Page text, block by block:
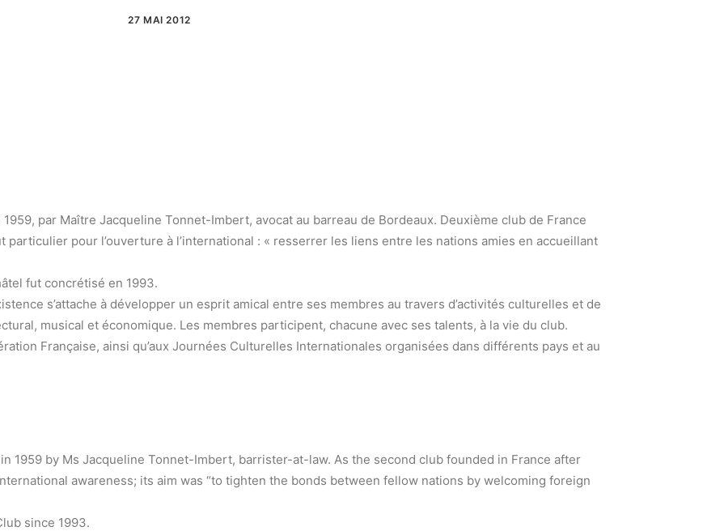
27 MAI 2012
par Maître Jacqueline Tonnet-Imbert, avocat au barreau de Bordeaux. Deuxième club de France
pour l’ouverture à l’international : « resserrer les liens entre les nations amies en accueillant
fut concrétisé en 1993.
s’attache à développer un esprit amical entre ses membres au travers d’activités culturelles et de
musical et économique. Les membres participent, chacune avec ses talents, à la vie du club.
Française, ainsi qu’aux Journées Culturelles Internationales organisées dans différents pays et au
1959 by Ms Jacqueline Tonnet-Imbert, barrister-at-law. As the second club founded in France after
awareness; its aim was “to tighten the bonds between fellow nations by welcoming foreign
since 1993.